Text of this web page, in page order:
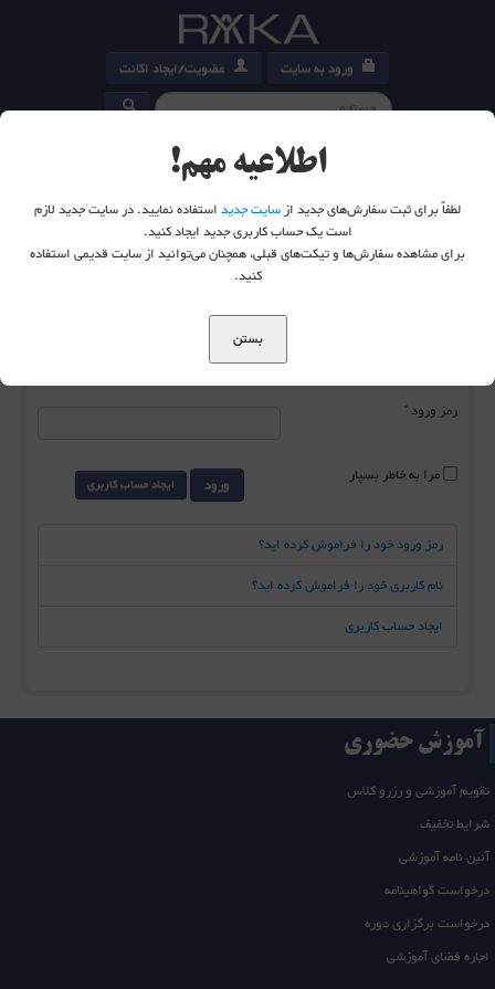
ورود به سایت عضویت/ایجاد اکانت
کارت خرید
شما اینجا هستید:خانه ورود به سایت
رمز ورود *
مرا به خاطر بسپار ورود ایجاد حساب کاربری
رمز ورود خود را فراموش کرده اید؟
نام کاربری خود را فراموش کرده اید؟
ایجاد حساب کاربری
آموزش حضوری
تقویم آموزشی و رزرو کلاس
شرایط تخفیف
آئین نامه آموزشی
درخواست گواهینامه
درخواست برگزاری دوره
اجاره فضای آموزشی
اطلاعیه مهم!
لطفاً برای ثبت سفارش‌های جدید ازسایت جدیداستفاده نمایید. در سایت جدید لازم
است یک حساب کاربری جدید ایجاد کنید.
برای مشاهده سفارش‌ها و تیکت‌های قبلی، همچنان می‌توانید از سایت قدیمی استفاده
کنید.
بستن